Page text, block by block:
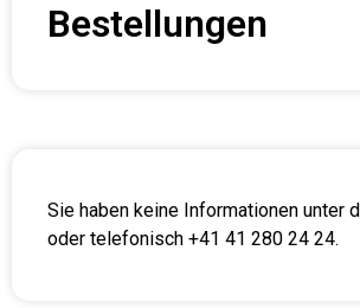
Bestellungen
Sie haben keine Informationen unter
oder telefonisch +41 41 280 24 24.